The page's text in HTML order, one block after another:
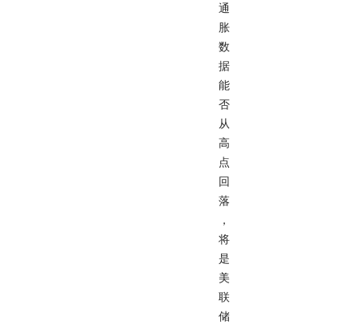
通
胀
数
据
能
否
从
高
点
回
落
，
将
是
美
联
储